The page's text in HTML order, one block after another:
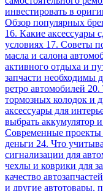
инвестировать в
Обзор популярных
16. Какие аксессуары
условиях 17. Советы
масла и салона
активного отдыха и
запчасти необходимы
ретро автомобилей
тормозных колодок и
аксессуары для
выбрать аккумулятор
Современные проекты
деньги 24. Что
сигнализации для
чехлы и коврики для
качество
и другие автотовары,